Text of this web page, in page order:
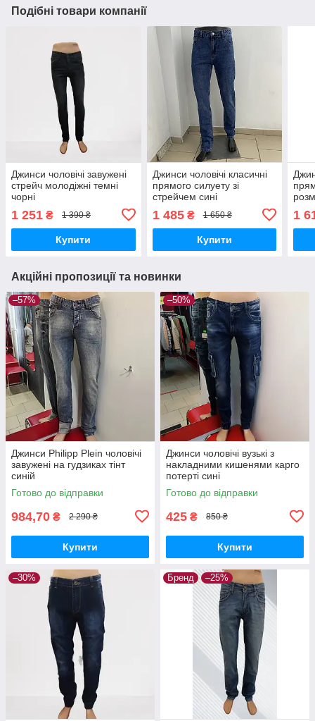
Подібні товари компанії
Джинси чоловічі завужені
стрейч молодіжні темні
чорні
1 251 ₴ 1 390 ₴
Купити
Джинси чоловічі класичні
прямого силуету зі
стрейчем сині
1 485₴ 1 650 ₴
Купити
1
Акційні пропозиції та новинки
–57%
Джинси Philipp Plein чоловічі
завужені на гудзиках тінт
синій
Готово до відправки
984,70 ₴ 2 290 ₴
Купити
–50%
Джинси чоловічі вузькі з
накладними кишенями карго
потерті сині
Готово до відправки
425 ₴ 850 ₴
Купити
–30% Бренд –25%